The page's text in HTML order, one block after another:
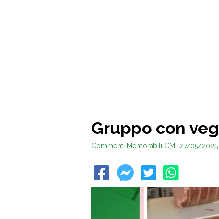
Gruppo con
Commenti Memorabili CM | 27/05/2025